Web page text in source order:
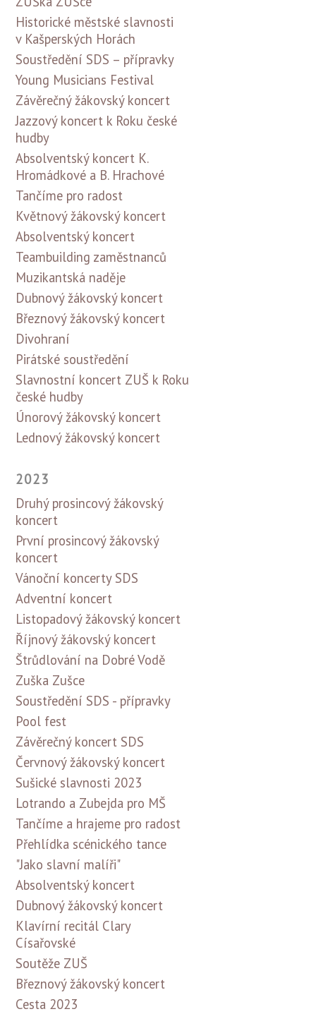
Historické městské slavnosti
v Kašperských Horách
Soustředění SDS – přípravky
Young Musicians Festival
Závěrečný žákovský koncert
Jazzový koncert k Roku české
hudby
Absolventský koncert K.
Hromádkové a B. Hrachové
Tančíme pro radost
Květnový žákovský koncert
Absolventský koncert
Teambuilding zaměstnanců
Muzikantská naděje
Dubnový žákovský koncert
Březnový žákovský koncert
Divohraní
Pirátské soustředění
Slavnostní koncert ZUŠ k Roku
české hudby
Únorový žákovský koncert
Lednový žákovský koncert
2023
Druhý prosincový žákovský
koncert
První prosincový žákovský
koncert
Vánoční koncerty SDS
Adventní koncert
Listopadový žákovský koncert
Říjnový žákovský koncert
Štrůdlování na Dobré Vodě
Zuška Zušce
Soustředění SDS - přípravky
Pool fest
Závěrečný koncert SDS
Červnový žákovský koncert
Sušické slavnosti 2023
Lotrando a Zubejda pro MŠ
Tančíme a hrajeme pro radost
Přehlídka scénického tance
"Jako slavní malíři"
Absolventský koncert
Dubnový žákovský koncert
Klavírní recitál Clary
Císařovské
Soutěže ZUŠ
Březnový žákovský koncert
Cesta 2023